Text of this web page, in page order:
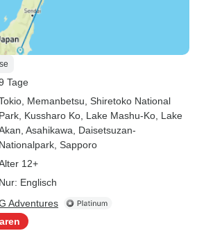
Tage
, Memanbetsu , Shiretoko National
Park , Kussharo Ko , Lake Mashu-Ko , Lake
, Asahikawa , Daisetsuzan-
Nationalpark , Sapporo
12+
Nur: Englisch
Adventures